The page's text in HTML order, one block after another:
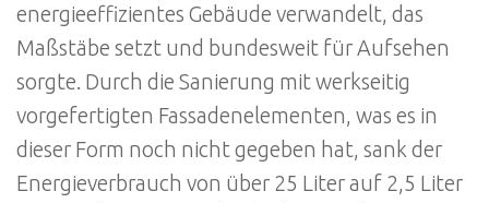
energieeffizientes Gebäude verwandelt, das
Maßstäbe setzt und bundesweit für Aufsehen
sorgte. Durch die Sanierung mit werkseitig
vorgefertigten Fassadenelementen, was es in
dieser Form noch nicht gegeben hat, sank der
Energieverbrauch von über 25 Liter auf 2,5 Liter